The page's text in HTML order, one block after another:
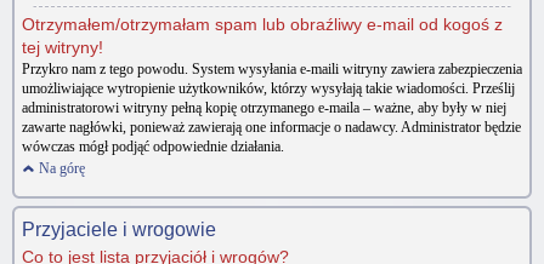
Otrzymałem/otrzymałam spam lub obraźliwy e-mail od kogoś z
tej witryny!
Przykro nam z tego powodu. System wysyłania e-maili witryny zawiera zabezpieczenia
umożliwiające wytropienie użytkowników, którzy wysyłają takie wiadomości. Prześlij
administratorowi witryny pełną kopię otrzymanego e-maila – ważne, aby były w niej
zawarte nagłówki, ponieważ zawierają one informacje o nadawcy. Administrator będzie
wówczas mógł podjąć odpowiednie działania.
Na górę
Przyjaciele i wrogowie
Co to jest lista przyjaciół i wrogów?